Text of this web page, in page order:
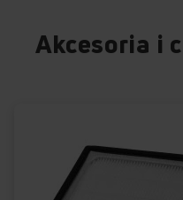
Akcesoria i